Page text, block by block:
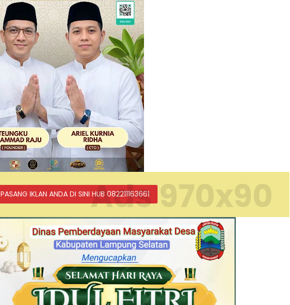
PASANG IKLAN ANDA DI SINI HUB 082211163661Ads 970x90